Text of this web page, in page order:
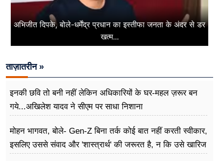
अभिजीत दिपके, बोले-धर्मेंद्र प्रधान का इस्तीफा जनता के अंदर से डर
खत्म...
ताज़ातरीन »
इनकी छवि तो बनी नहीं लेकिन अधिकारियों के घर-महल ज़रूर बन
गये...अखिलेश यादव ने सीएम पर साधा​ निशाना
मोहन भागवत, बोले- Gen-Z बिना तर्क कोई बात नहीं करती स्वीकार,
इसलिए उससे संवाद और 'शास्त्रार्थ' की जरूरत है, न कि उसे खारिज